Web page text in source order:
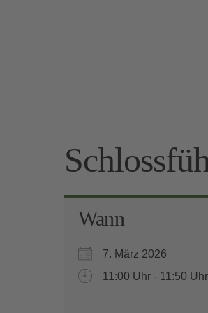
Wann
7. März 2026
11:00 Uhr - 11:50 Uhr